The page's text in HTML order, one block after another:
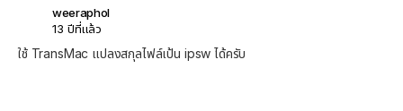
weeraphol
13 ปีที่แล้ว
ใช้ TransMac แปลงสกุลไฟล์เป้น ipsw ได้ครับ